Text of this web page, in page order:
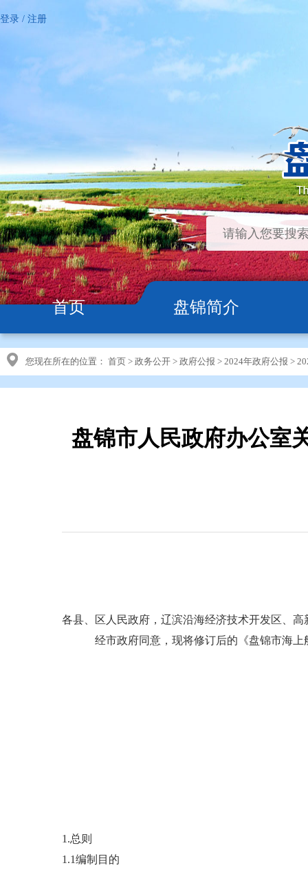
登录 / 注册
首页 盘锦简介
您现在所在的位置： 首页 > 政务公开 > 政府公报 > 2024年政府公报 >
盘锦市人民政府办公室
各县、区人民政府，辽滨沿海经济技术开发区、
经市政府同意，现将修订后的《盘锦市海上船
1.总则
1.1编制目的